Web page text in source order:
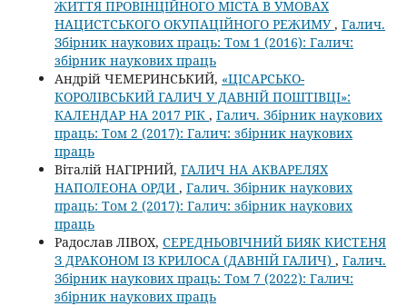
ЖИТТЯ ПРОВІНЦІЙНОГО МІСТА В УМОВАХ
НАЦИСТСЬКОГО ОКУПАЦІЙНОГО РЕЖИМУ, Галич.
Збірник наукових праць: Том 1 (2016): Галич:
збірник наукових праць
Андрій ЧЕМЕРИНСЬКИЙ, «ЦІСАРСЬКО-
КОРОЛІВСЬКИЙ ГАЛИЧ У ДАВНІЙ ПОШТІВЦІ»:
КАЛЕНДАР НА 2017 РІК , Галич. Збірник наукових
праць: Том 2 (2017): Галич: збірник наукових
праць
Віталій НАГІРНИЙ, ГАЛИЧ НА АКВАРЕЛЯХ
НАПОЛЕОНА ОРДИ , Галич. Збірник наукових
праць: Том 2 (2017): Галич: збірник наукових
праць
Радослав ЛІВОХ, СЕРЕДНЬОВІЧНИЙ БИЯК КИСТЕНЯ
З ДРАКОНОМ ІЗ КРИЛОСА (ДАВНІЙ ГАЛИЧ) , Галич.
Збірник наукових праць: Том 7 (2022): Галич:
збірник наукових праць